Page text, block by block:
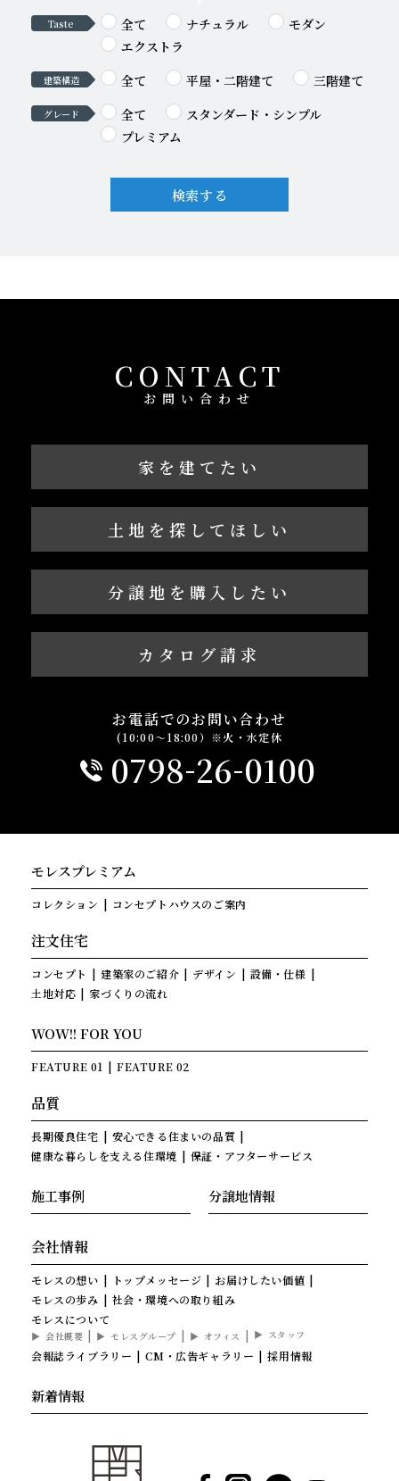
Taste 全て ナチュラル
モダン
エクストラ
建築構造 全て 平屋・二階建て 三階建て
グレード 全て
スタンダード・シンプル
プレミアム
検索する
CONTACT
お問い合わせ
家を建てたい
土地を探してほしい
分譲地を購入したい
カタログ請求
お電話でのお問い合わせ
(10:00～18:00）※火・水定休
0798-26-0100
モレスプレミアム
コレクション コンセプトハウスのご案内
注文住宅
コンセプト 建築家のご紹介 デザイン
設備・仕様
土地対応
家づくりの流れ
WOW!! FOR YOU
FEATURE 01 FEATURE 02
品質
長期優良住宅
安心できる住まいの品質
健康な暮らしを支える住環境
保証・アフターサービス
施工事例 分譲地情報
会社情報
モレスの想い トップメッセージ
お届けしたい価値
モレスの歩み
社会・環境への取り組み
モレスについて
会社概要 モレスグループ オフィス スタッフ
会報誌ライブラリー CM・広告ギャラリー 採用情報
新着情報